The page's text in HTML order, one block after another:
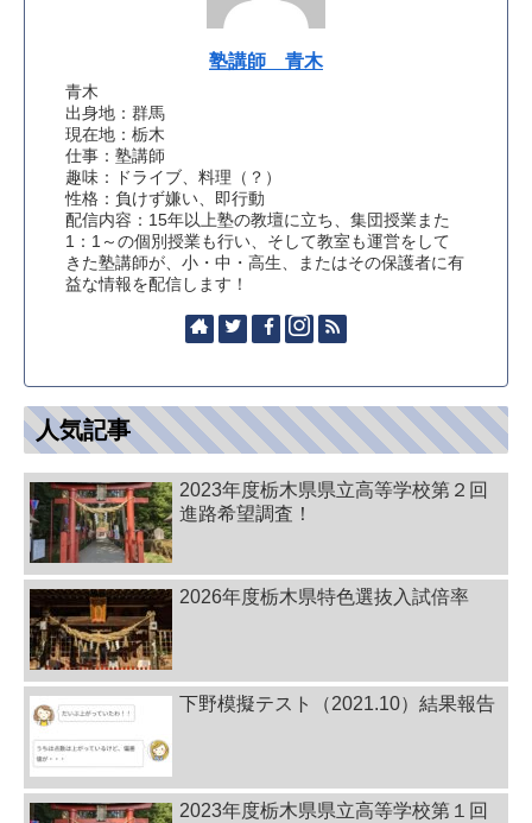
塾講師 青木
青木
出身地：群馬
現在地：栃木
仕事：塾講師
趣味：ドライブ、料理（？）
性格：負けず嫌い、即行動
配信内容：15年以上塾の教壇に立ち、集団授業また
1：1～の個別授業も行い、そして教室も運営をして
きた塾講師が、小・中・高生、またはその保護者に有
益な情報を配信します！
人気記事
2023年度栃木県県立高等学校第２回
進路希望調査！
2026年度栃木県特色選抜入試倍率
下野模擬テスト（2021.10）結果報告
2023年度栃木県県立高等学校第１回